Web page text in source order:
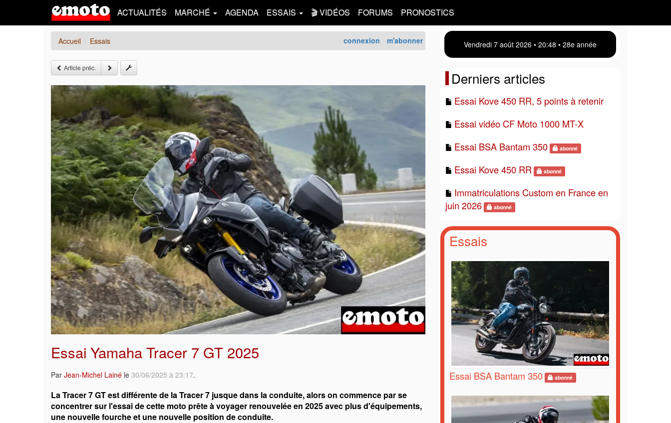
ACTUALITÉS MARCHÉ AGENDA ESSAIS 🎬 VIDÉOS FORUMS PRONOSTICS
connexion m'abonner
Accueil Essais
Article préc.
Essai Yamaha Tracer 7 GT 2025
Par Jean-Michel Lainé le 30/06/2025 à 23:17.
La Tracer 7 GT est différente de la Tracer 7 jusque dans la conduite, alors on commence par se
concentrer sur l'essai de cette moto prête à voyager renouvelée en 2025 avec plus d'équipements,
une nouvelle fourche et une nouvelle position de conduite.
Vendredi 7 août 2026 • 20 48 • 28e année
Derniers articles
Essai Kove 450 RR, 5 points à retenir
Essai vidéo CF Moto 1000 MT-X
Essai BSA Bantam 350
abonné
Essai Kove 450 RR abonné
Immatriculations Custom en France en
juin 2026
abonné
Essais
Essai BSA Bantam 350 abonné